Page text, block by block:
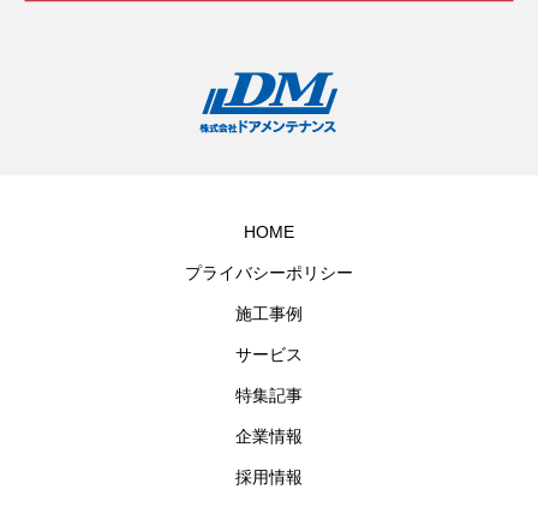
HOME
プライバシーポリシー
施工事例
サービス
特集記事
企業情報
採用情報